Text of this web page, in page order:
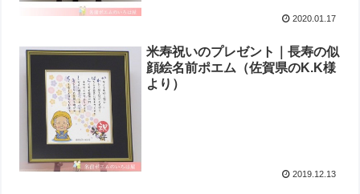
2020.01.17
米寿祝いのプレゼント｜長寿の似
顔絵名前ポエム（佐賀県のK.K様
より ）
2019.12.13